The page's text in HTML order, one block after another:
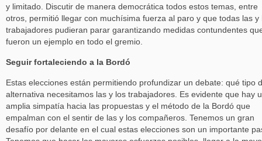
y limitado. Discutir de manera democrática todos estos temas, entre
otros, permitió llegar con muchísima fuerza al paro y que todas las y
trabajadores pudieran parar garantizando medidas contundentes
fueron un ejemplo en todo el gremio.
Seguir fortaleciendo a la Bordó
Estas elecciones están permitiendo profundizar un debate: qué tipo
alternativa necesitamos las y los trabajadores. Es evidente que hay
amplia simpatía hacia las propuestas y el método de la Bordó que
empalman con el sentir de las y los compañeros. Tenemos un gran
desafío por delante en el cual estas elecciones son un importante